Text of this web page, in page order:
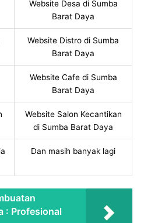
Website Desa di Sumba
Barat Daya
Website Distro di Sumba
Barat Daya
Website Cafe di Sumba
Barat Daya
Website Salon Kecantikan
di Sumba Barat Daya
Dan masih banyak lagi
: Profesional